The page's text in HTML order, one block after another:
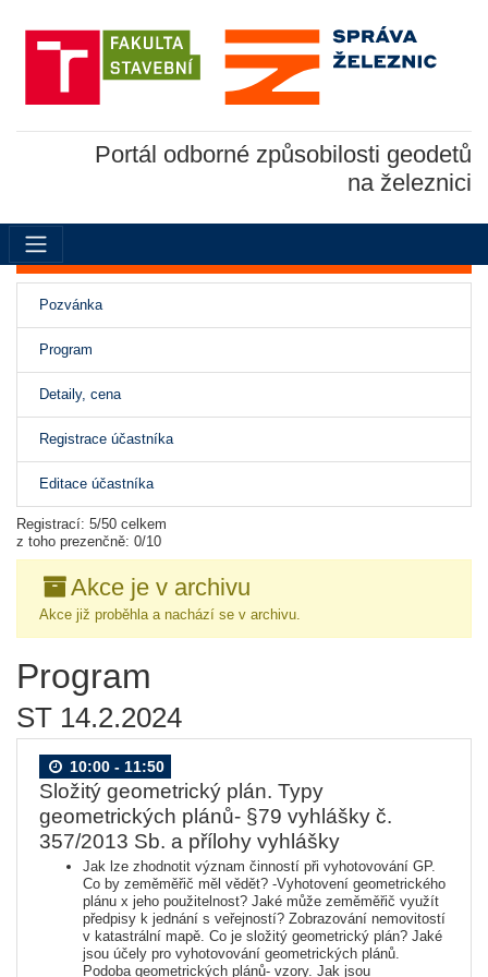
Portál odborné způsobilosti geodetů
na železnici
Pozvánka
Program
Detaily, cena
Registrace účastníka
Editace účastníka
Registrací: 5/50 celkem
z toho prezenčně: 0/10
Akce je v archivu
Akce již proběhla a nachází se v archivu.
Program
ST 14.2.2024
10:00 - 11:50
Složitý geometrický plán. Typy
geometrických plánů- §79 vyhlášky č.
357/2013 Sb. a přílohy vyhlášky
Jak lze zhodnotit význam činností při vyhotovování GP.
Co by zeměměřič měl vědět? -Vyhotovení geometrického
plánu x jeho použitelnost? Jaké může zeměměřič využít
předpisy k jednání s veřejností? Zobrazování nemovitostí
v katastrální mapě. Co je složitý geometrický plán? Jaké
jsou účely pro vyhotovování geometrických plánů.
Podoba geometrických plánů- vzory. Jak jsou